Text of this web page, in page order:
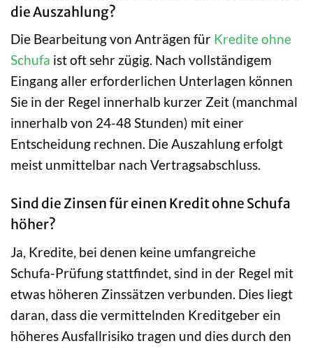
die Auszahlung?
Die Bearbeitung von Anträgen für Kredite ohne
Schufa ist oft sehr zügig. Nach vollständigem
Eingang aller erforderlichen Unterlagen können
Sie in der Regel innerhalb kurzer Zeit (manchmal
innerhalb von 24-48 Stunden) mit einer
Entscheidung rechnen. Die Auszahlung erfolgt
meist unmittelbar nach Vertragsabschluss.
Sind die Zinsen für einen Kredit ohne Schufa
höher?
Ja, Kredite, bei denen keine umfangreiche
Schufa-Prüfung stattfindet, sind in der Regel mit
etwas höheren Zinssätzen verbunden. Dies liegt
daran, dass die vermittelnden Kreditgeber ein
höheres Ausfallrisiko tragen und dies durch den